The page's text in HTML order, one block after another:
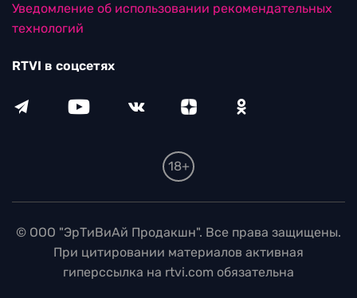
Уведомление об использовании рекомендательных
технологий
RTVI в соцсетях
18+
© ООО "ЭрТиВиАй Продакшн". Все права защищены.
При цитировании материалов активная
гиперссылка на rtvi.com обязательна